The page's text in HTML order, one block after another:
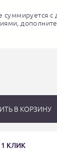
суммируется с
В КОРЗИНУ
КЛИК